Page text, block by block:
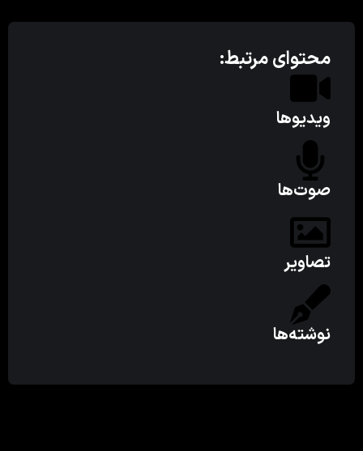
محتوای مرتبط:
ویدیوها
صوت‌ها
تصاویر
نوشته‌ها